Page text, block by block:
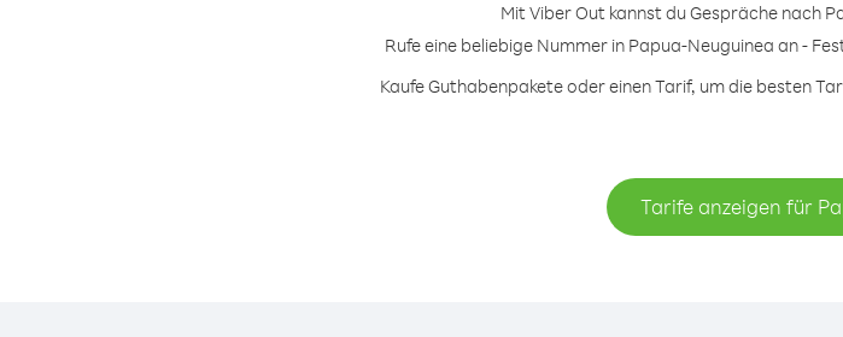
Mit Viber Out kannst du Gespräche nach
Rufe eine beliebige Nummer in Papua-Neuguinea an -
Kaufe Guthabenpakete oder einen Tarif, um die besten
Tarife anzeigen für